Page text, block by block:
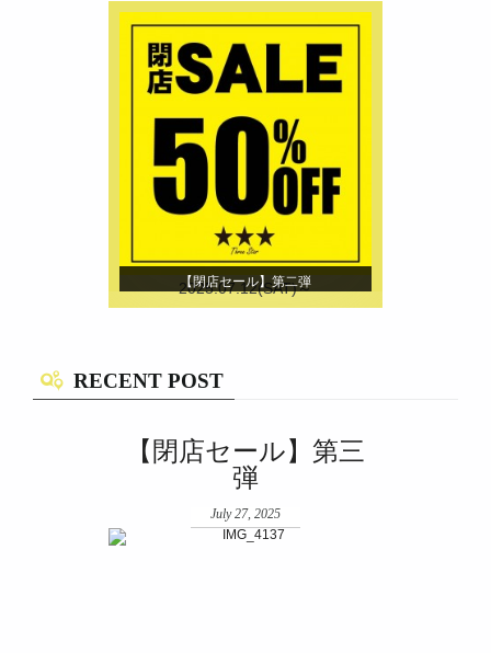
【閉店セール】第二弾
2025.07.12(SAT)～
RECENT POST
【閉店セール】第三
弾
July 27, 2025